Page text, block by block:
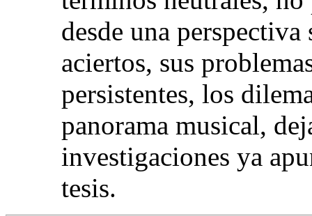
desde una
aciertos, sus
persistentes, los
panorama musical,
investigaciones ya
tesis.